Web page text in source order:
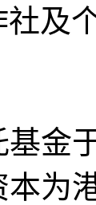
社及
基金
为